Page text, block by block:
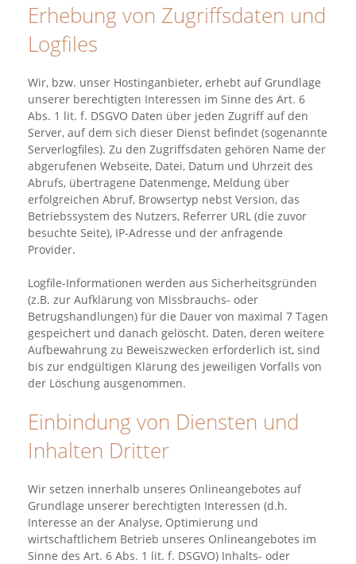
Erhebung von Zugriffsdaten und
Logfiles
Wir, bzw. unser Hostinganbieter, erhebt auf Grundlage
unserer berechtigten Interessen im Sinne des Art. 6
Abs. 1 lit. f. DSGVO Daten über jeden Zugriff auf den
Server, auf dem sich dieser Dienst befindet (sogenannte
Serverlogfiles). Zu den Zugriffsdaten gehören Name der
abgerufenen Webseite, Datei, Datum und Uhrzeit des
Abrufs, übertragene Datenmenge, Meldung über
erfolgreichen Abruf, Browsertyp nebst Version, das
Betriebssystem des Nutzers, Referrer URL (die zuvor
besuchte Seite), IP-Adresse und der anfragende
Provider.
Logfile-Informationen werden aus Sicherheitsgründen
(z.B. zur Aufklärung von Missbrauchs- oder
Betrugshandlungen) für die Dauer von maximal 7 Tagen
gespeichert und danach gelöscht. Daten, deren weitere
Aufbewahrung zu Beweiszwecken erforderlich ist, sind
bis zur endgültigen Klärung des jeweiligen Vorfalls von
der Löschung ausgenommen.
Einbindung von Diensten und
Inhalten Dritter
Wir setzen innerhalb unseres Onlineangebotes auf
Grundlage unserer berechtigten Interessen (d.h.
Interesse an der Analyse, Optimierung und
wirtschaftlichem Betrieb unseres Onlineangebotes im
Sinne des Art. 6 Abs. 1 lit. f. DSGVO) Inhalts- oder